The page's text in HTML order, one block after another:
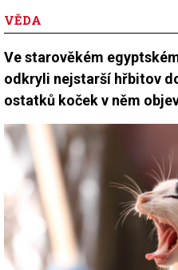
VĚDA
Ve starověkém
odkryli nejstarší hřbitov
ostatků koček v něm